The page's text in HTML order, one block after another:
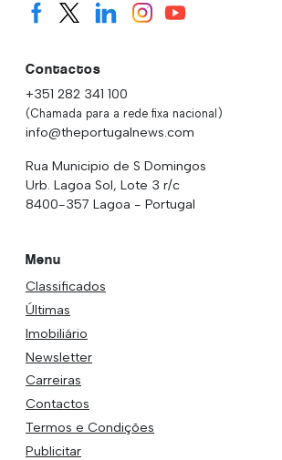
Contactos
+351 282 341 100
(Chamada para a rede fixa nacional)
info@theportugalnews.com
Rua Municipio de S Domingos
Urb. Lagoa Sol, Lote 3 r/c
8400-357 Lagoa - Portugal
Menu
Classificados
Últimas
Imobiliário
Newsletter
Carreiras
Contactos
Termos e Condições
Publicitar